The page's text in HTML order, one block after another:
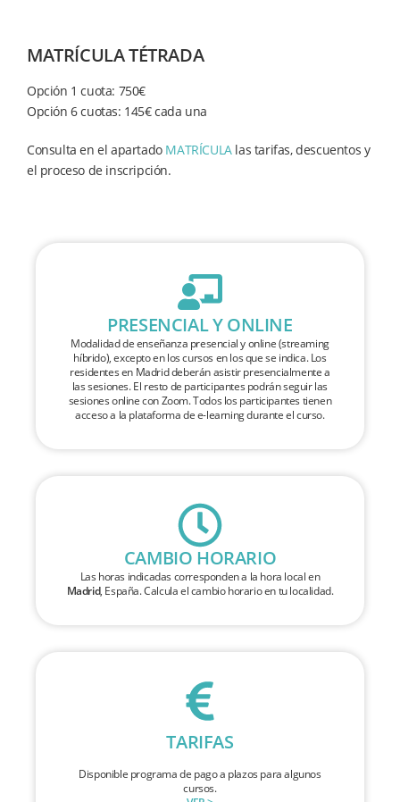
MATRÍCULA TÉTRADA
Opción 1 cuota: 750€
Opción 6 cuotas: 145€ cada una
Consulta en el apartado MATRÍCULAlas tarifas, descuentos y
el proceso de inscripción.
PRESENCIAL Y ONLINE
Modalidad de enseñanza presencial y online (streaming
híbrido), excepto en los cursos en los que se indica. Los
residentes en Madrid deberán asistir presencialmente a
las sesiones. El resto de participantes podrán seguir las
sesiones online con Zoom. Todos los participantes tienen
acceso a la plataforma de e-learning durante el curso.
CAMBIO HORARIO
Las horas indicadas corresponden a la hora local en
Madrid, España. Calcula el cambio horario en tu localidad.
TARIFAS
Disponible programa de pago a plazos para algunos
cursos.